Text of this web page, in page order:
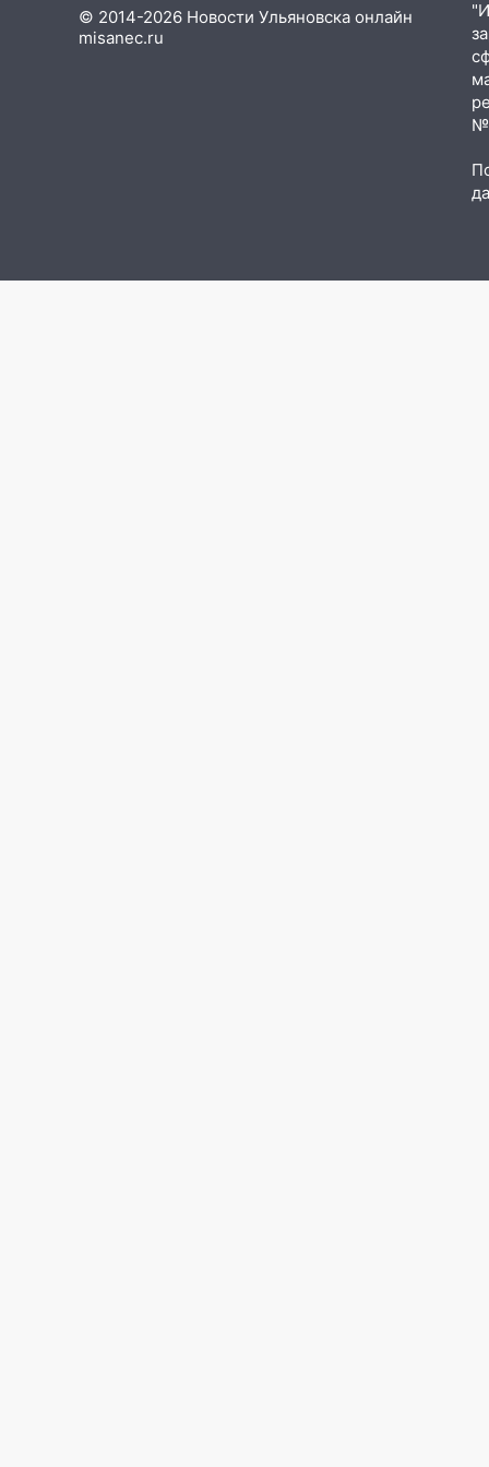
16:17 Мелекесский район
первым в Ульяновской области
© 2014-2026 Новости Ульяновска онлайн
misanec.ru